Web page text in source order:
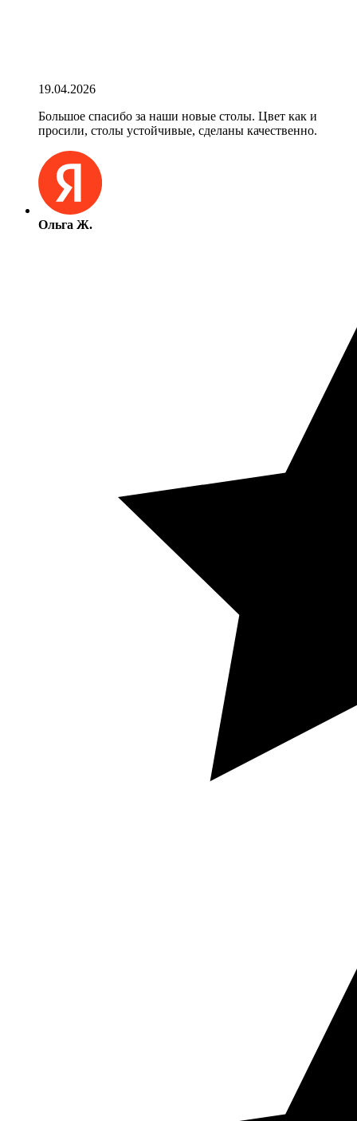
19.04.2026
Большое спасибо за наши новые столы. Цвет как и
просили, столы устойчивые, сделаны качественно.
Ольга Ж.